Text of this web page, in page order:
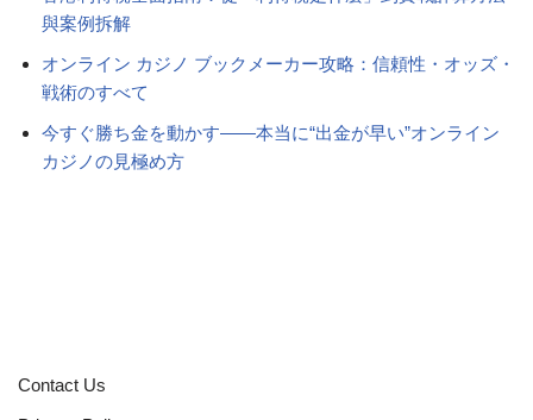
與案例拆解
オンライン カジノ ブックメーカー攻略：信頼性・オッズ・
戦術のすべて
今すぐ勝ち金を動かす――本当に“出金が早い”オンライン
カジノの見極め方
Contact Us